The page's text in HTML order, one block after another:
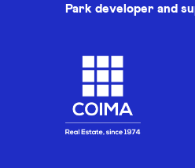
Park developer and